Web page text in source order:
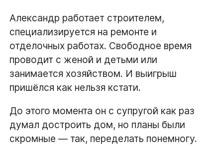
Александр работает строителем,
специализируется на ремонте и
отделочных работах. Свободное время
проводит с женой и детьми или
занимается хозяйством. И выигрыш
пришёлся как нельзя кстати.
До этого момента он с супругой как раз
думал достроить дом, но планы были
скромные — так, переделать понемногу.